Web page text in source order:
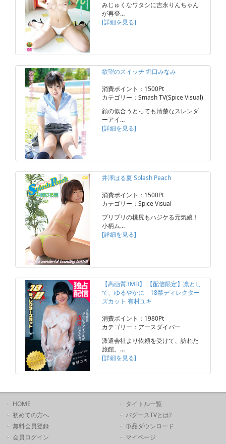
みじゅくなワタシに吉永りんちゃん
が再登…
[詳細を見る]
欲望のスイッチ 堀口みなみ
消費ポイント：1500Pt
カテゴリー：Smash TV(Spice Visual)
顔の似合うとっても清楚なスレンダ
ーアイ…
[詳細を見る]
井澤はる夏 Splash Peach
消費ポイント：1500Pt
カテゴリー：Spice Visual
プリプリの桃尻もハジケる元気娘！
小柄ム…
[詳細を見る]
【高画質3MB】 【配信限定】凛とし
て、ゆるやかに 18禁ディレクター
ズカット 有村ユキ
消費ポイント：1980Pt
カテゴリー：アースダイバー
派遣会社より依頼を受けて、訪れた
旅館。…
[詳細を見る]
HOME
初めての方へ
無料会員登録
会員ログイン
タイトル一覧
バグースTVとは?
単品ダウンロード
マイページ